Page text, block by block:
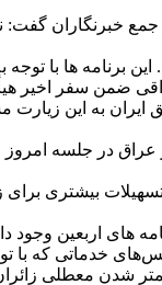
جمع خبرنگاران
همچنین کمیته ‌های مختلف برنامه‌
ضمن سفر اخیر
به این
در جلسه
بیشتری برای
اربعین وجود
خدماتی که
کمتر شدن معطلی